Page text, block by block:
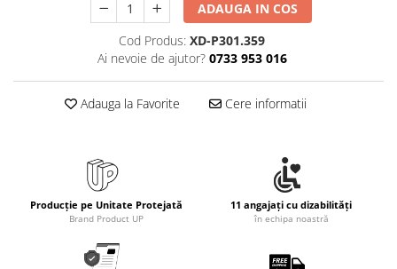
Carioci si creioane colorate
Ascutitori, radiere, agrafe
Foarfece pentru birou
Curatenie si igiena
Produse Antibacteriene
ADAUGA IN COS
Cod Produs: XD-P301.359
Ai nevoie de ajutor? 0733 953 016
Adauga la Favorite Cere informatii
Producție pe Unitate Protejată
Brand Product UP
11 angajați cu dizabilități
în echipa noastră